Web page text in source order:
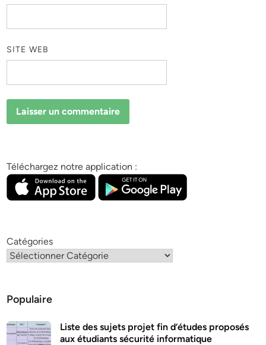
SITE WEB
Téléchargez notre application :
Catégories
Populaire
Liste des sujets projet fin d’études proposés
aux étudiants sécurité informatique